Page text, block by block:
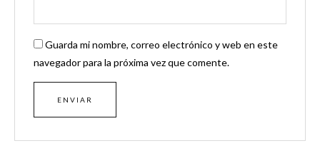
Guarda mi nombre, correo electrónico y web en este
navegador para la próxima vez que comente.